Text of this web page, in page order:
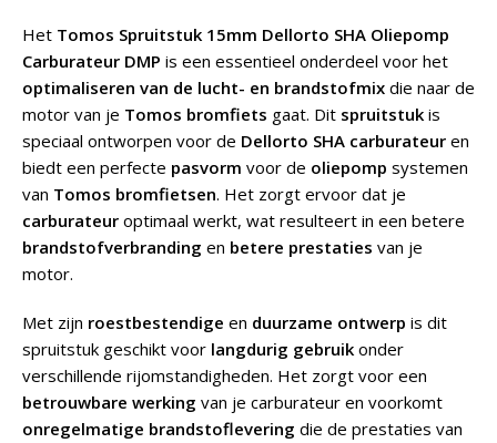
Het Tomos Spruitstuk 15mm Dellorto SHA Oliepomp
Carburateur DMP is een essentieel onderdeel voor het
optimaliseren van de lucht- en brandstofmix die naar de
motor van je Tomos bromfiets gaat. Dit spruitstuk is
speciaal ontworpen voor de Dellorto SHA carburateur en
biedt een perfecte pasvorm voor de oliepomp systemen
van Tomos bromfietsen. Het zorgt ervoor dat je
carburateur optimaal werkt, wat resulteert in een betere
brandstofverbranding en betere prestaties van je
motor.
Met zijn roestbestendige en duurzame ontwerp is dit
spruitstuk geschikt voor langdurig gebruik onder
verschillende rijomstandigheden. Het zorgt voor een
betrouwbare werking van je carburateur en voorkomt
onregelmatige brandstoflevering die de prestaties van